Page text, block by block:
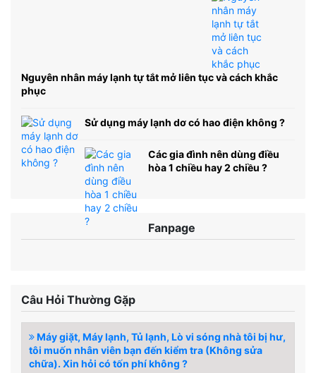
Nguyên nhân máy lạnh tự tắt mở liên tục và cách khắc
phục
Sử dụng máy lạnh dơ có hao điện không ?
Các gia đình nên dùng điều
hòa 1 chiều hay 2 chiều ?
Fanpage
Câu Hỏi Thường Gặp
Máy giặt, Máy lạnh, Tủ lạnh, Lò vi sóng nhà tôi bị hư,
tôi muốn nhân viên bạn đến kiểm tra (Không sửa
chữa). Xin hỏi có tốn phí không ?